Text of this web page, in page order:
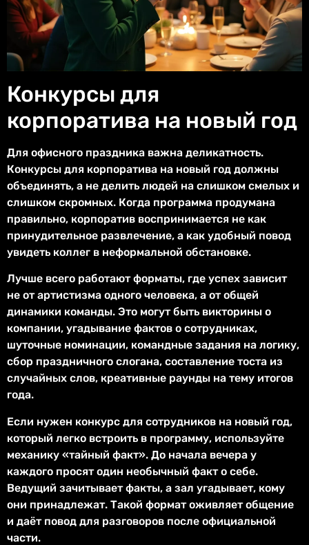
Конкурсы для
корпоратива на новый год
Для офисного праздника важна деликатность.
Конкурсы для корпоратива на новый год должны
объединять, а не делить людей на слишком смелых и
слишком скромных. Когда программа продумана
правильно, корпоратив воспринимается не как
принудительное развлечение, а как удобный повод
увидеть коллег в неформальной обстановке.
Лучше всего работают форматы, где успех зависит
не от артистизма одного человека, а от общей
динамики команды. Это могут быть викторины о
компании, угадывание фактов о сотрудниках,
шуточные номинации, командные задания на логику,
сбор праздничного слогана, составление тоста из
случайных слов, креативные раунды на тему итогов
года.
Если нужен конкурс для сотрудников на новый год,
который легко встроить в программу, используйте
механику «тайный факт». До начала вечера у
каждого просят один необычный факт о себе.
Ведущий зачитывает факты, а зал угадывает, кому
они принадлежат. Такой формат оживляет общение
и даёт повод для разговоров после официальной
части.